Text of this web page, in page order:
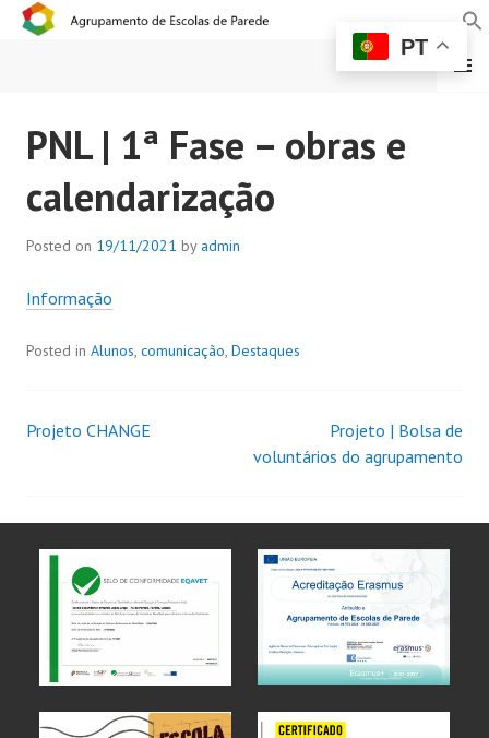
AGRUPAMENTO DE
ESCOLAS DE PAREDE
MENU
PNL | 1ª Fase – obras e
calendarização
Posted on 19/11/2021 by admin
Informação
Posted in Alunos, comunicação, Destaques
Projeto CHANGE
Projeto | Bolsa de
voluntários do agrupamento
PT